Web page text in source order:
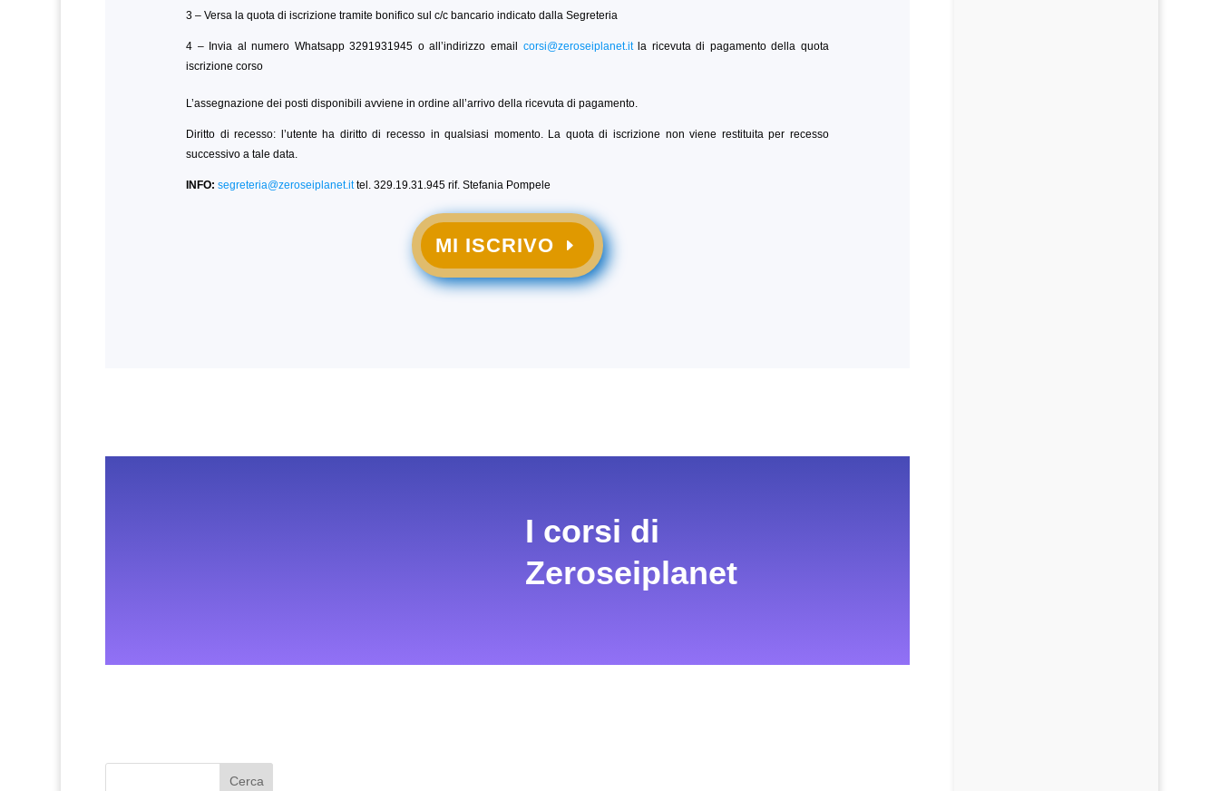
3 – Versa la quota di iscrizione tramite bonifico sul c/c bancario indicato dalla Segreteria
4 – Invia al numero Whatsapp 3291931945 o all’indirizzo email corsi@zeroseiplanet.itla ricevuta di pagamento della quota
iscrizione corso
L’assegnazione dei posti disponibili avviene in ordine all’arrivo della ricevuta di pagamento.
Diritto di recesso: l’utente ha diritto di recesso in qualsiasi momento. La quota di iscrizione non viene restituita per recesso
successivo a tale data.
INFO: segreteria@zeroseiplanet.ittel. 329.19.31.945 rif. Stefania Pompele
MI ISCRIVO
I corsi di
Zeroseiplanet
Cerca